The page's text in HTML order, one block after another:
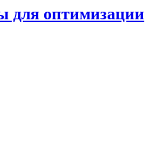
для оптимизации